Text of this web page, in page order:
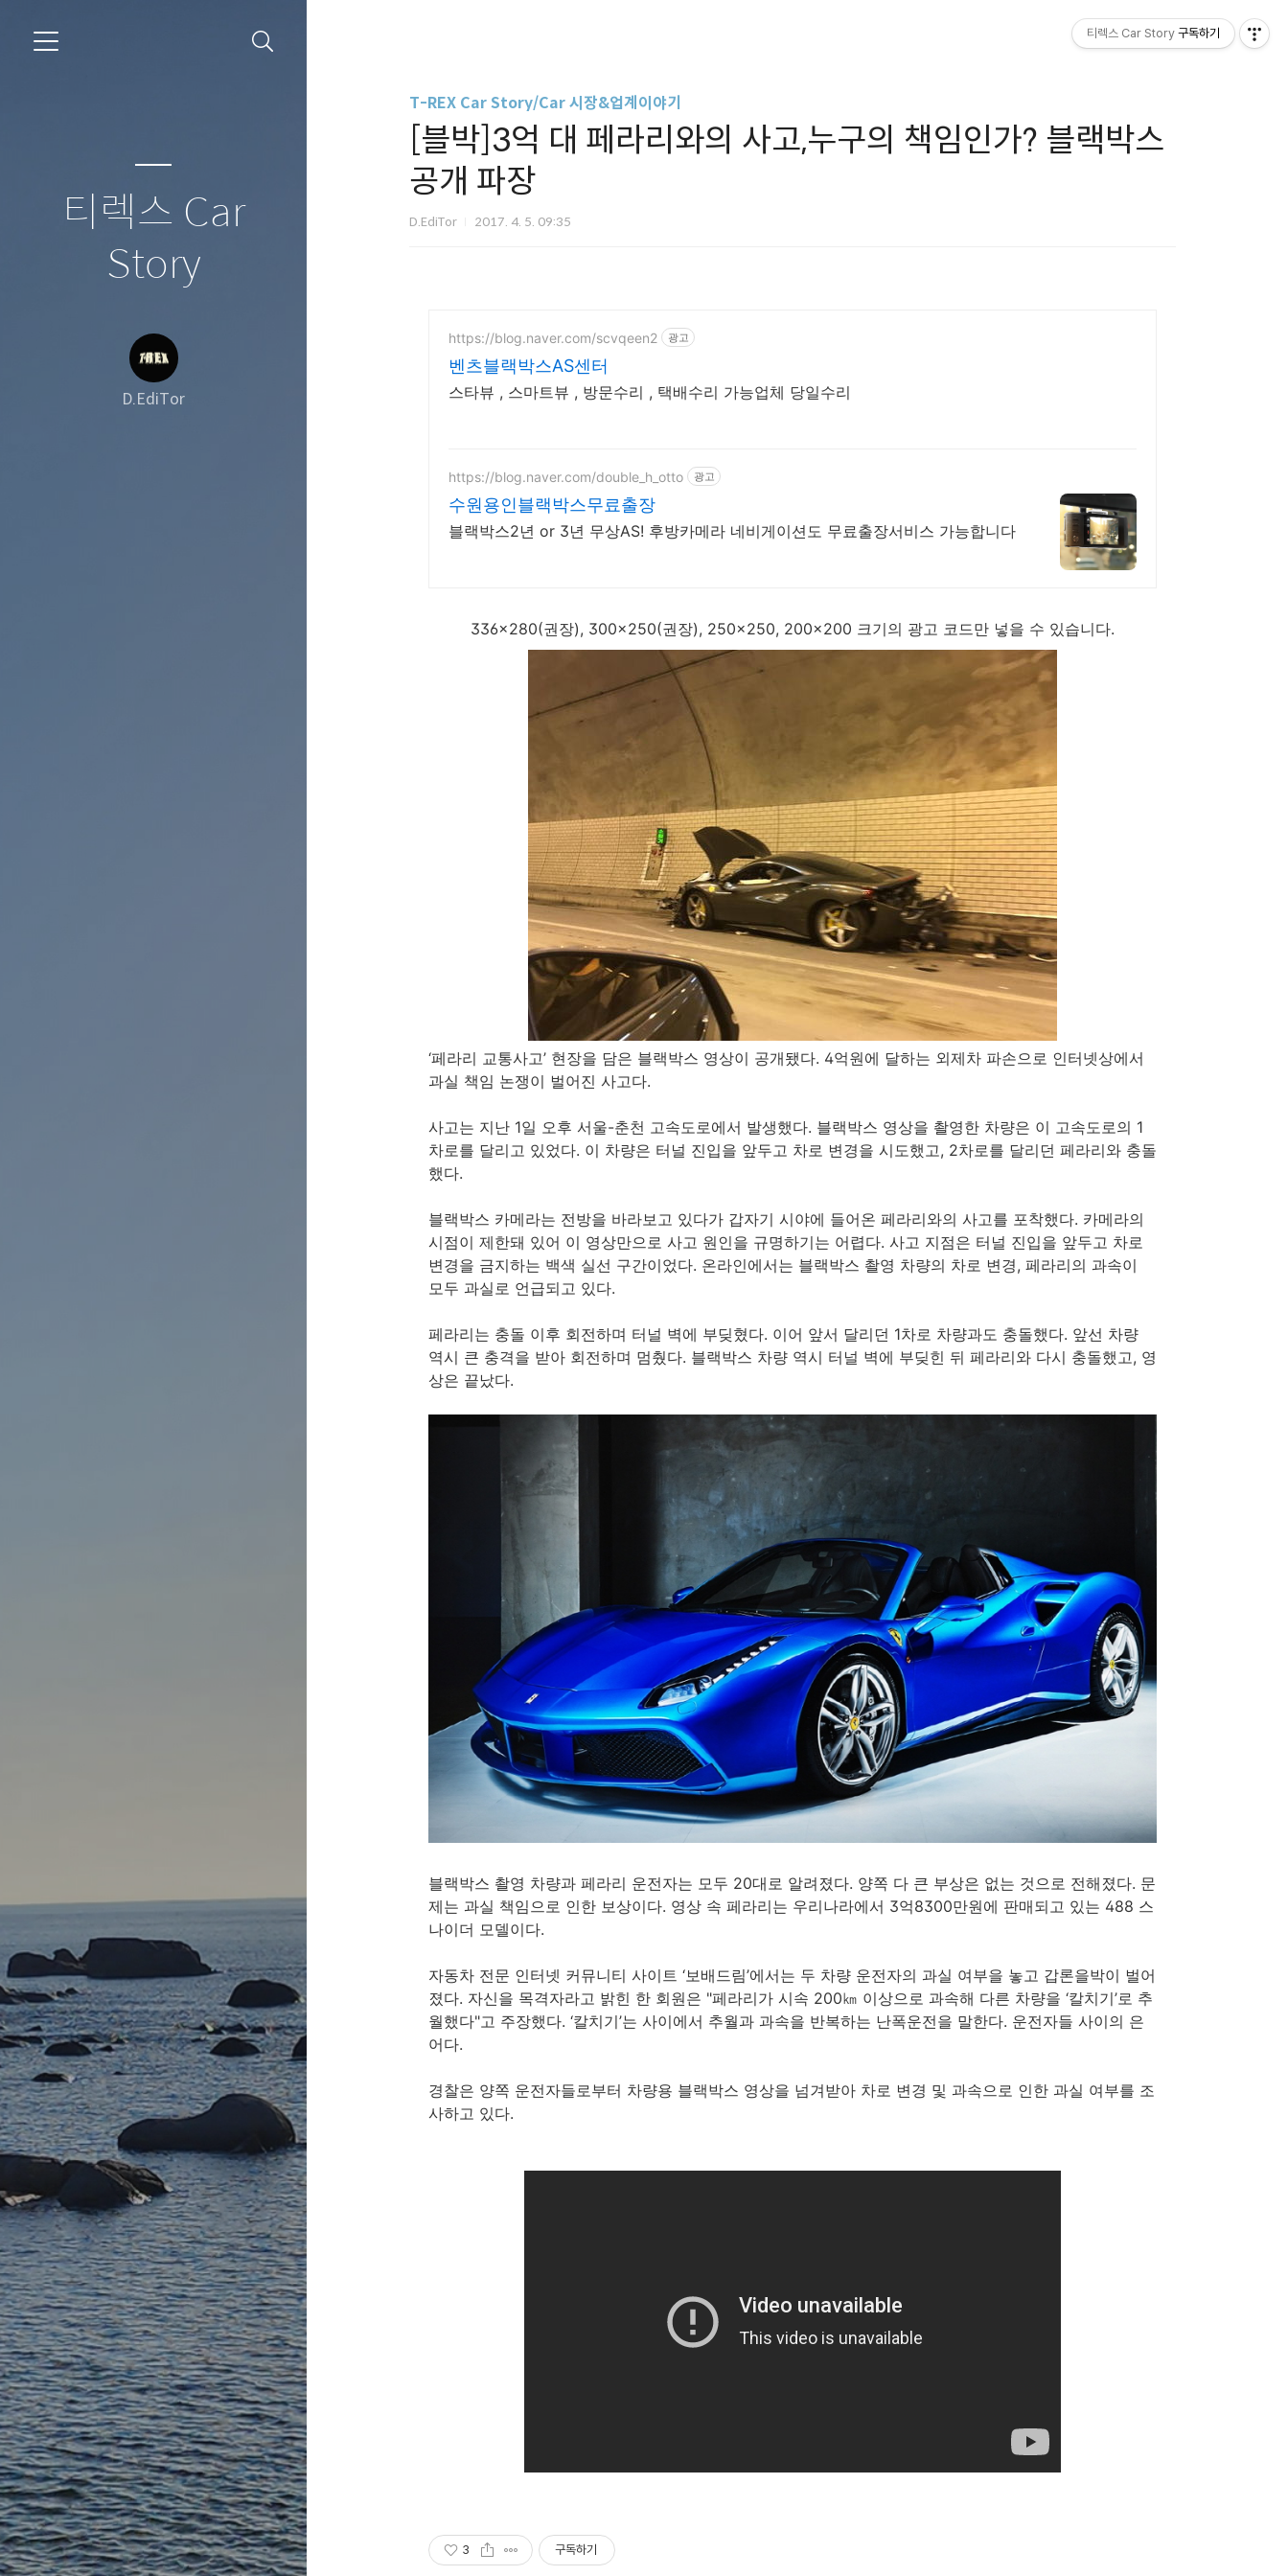
티렉스 Car
Story
D.EdiTor
T-REX Car Story/Car 시장&업계이야기
[블박]3억 대 페라리와의 사고,누구의 책임인가? 블랙박스
공개 파장
D.EdiTor 2017. 4. 5. 09:35
https://blog.naver.com/scvqeen2 광고
벤츠블랙박스AS센터
스타뷰 , 스마트뷰 , 방문수리 , 택배수리 가능업체 당일수리
https://blog.naver.com/double_h_otto 광고
수원용인블랙박스무료출장
블랙박스2년 or 3년 무상AS! 후방카메라 네비게이션도 무료출장서비스 가능합니다
336x280(권장), 300x250(권장), 250x250, 200x200 크기의 광고 코드만 넣을 수 있습니다.
‘페라리 교통사고’ 현장을 담은 블랙박스 영상이 공개됐다. 4억원에 달하는 외제차 파손으로 인터넷상에서
과실 책임 논쟁이 벌어진 사고다.
사고는 지난 1일 오후 서울-춘천 고속도로에서 발생했다. 블랙박스 영상을 촬영한 차량은 이 고속도로의 1
차로를 달리고 있었다. 이 차량은 터널 진입을 앞두고 차로 변경을 시도했고, 2차로를 달리던 페라리와 충돌
했다.
블랙박스 카메라는 전방을 바라보고 있다가 갑자기 시야에 들어온 페라리와의 사고를 포착했다. 카메라의
시점이 제한돼 있어 이 영상만으로 사고 원인을 규명하기는 어렵다. 사고 지점은 터널 진입을 앞두고 차로
변경을 금지하는 백색 실선 구간이었다. 온라인에서는 블랙박스 촬영 차량의 차로 변경, 페라리의 과속이
모두 과실로 언급되고 있다.
페라리는 충돌 이후 회전하며 터널 벽에 부딪혔다. 이어 앞서 달리던 1차로 차량과도 충돌했다. 앞선 차량
역시 큰 충격을 받아 회전하며 멈췄다. 블랙박스 차량 역시 터널 벽에 부딪힌 뒤 페라리와 다시 충돌했고, 영
상은 끝났다.
블랙박스 촬영 차량과 페라리 운전자는 모두 20대로 알려졌다. 양쪽 다 큰 부상은 없는 것으로 전해졌다. 문
제는 과실 책임으로 인한 보상이다. 영상 속 페라리는 우리나라에서 3억8300만원에 판매되고 있는 488 스
나이더 모델이다.
자동차 전문 인터넷 커뮤니티 사이트 ‘보배드림’에서는 두 차량 운전자의 과실 여부을 놓고 갑론을박이 벌어
졌다. 자신을 목격자라고 밝힌 한 회원은 "페라리가 시속 200㎞ 이상으로 과속해 다른 차량을 ‘칼치기’로 추
월했다"고 주장했다. ‘칼치기’는 사이에서 추월과 과속을 반복하는 난폭운전을 말한다. 운전자들 사이의 은
어다.
경찰은 양쪽 운전자들로부터 차량용 블랙박스 영상을 넘겨받아 차로 변경 및 과속으로 인한 과실 여부를 조
사하고 있다.
3 구독하기
티렉스 Car Story 구독하기